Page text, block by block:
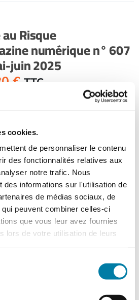
cookies.
de personnaliser le contenu
des fonctionnalités relatives aux
notre trafic. Nous
des informations sur l'utilisation de
de médias sociaux, de
peuvent combiner celles-ci
que vous leur avez fournies
lors de votre utilisation de leurs
Risque
numérique n° 607
juin 2025
€ TTC
et construction bois
!
: construction bois : évolution
incendie, feu
d’hygiène à Toulouse, une
loi sur la sécurité dans les
l’application de la directive
la protection des équipements
dans le secteur industriel...